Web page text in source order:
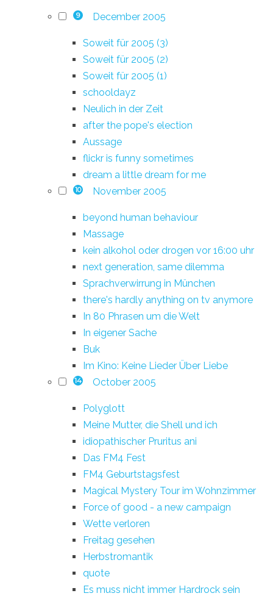
9 December 2005
Soweit für 2005 (3)
Soweit für 2005 (2)
Soweit für 2005 (1)
schooldayz
Neulich in der Zeit
after the pope's election
Aussage
flickr is funny sometimes
dream a little dream for me
10 November 2005
beyond human behaviour
Massage
kein alkohol oder drogen vor 16:00 uhr
next generation, same dilemma
Sprachverwirrung in München
there's hardly anything on tv anymore
In 80 Phrasen um die Welt
In eigener Sache
Buk
Im Kino: Keine Lieder Über Liebe
14 October 2005
Polyglott
Meine Mutter, die Shell und ich
idiopathischer Pruritus ani
Das FM4 Fest
FM4 Geburtstagsfest
Magical Mystery Tour im Wohnzimmer
Force of good - a new campaign
Wette verloren
Freitag gesehen
Herbstromantik
quote
Es muss nicht immer Hardrock sein